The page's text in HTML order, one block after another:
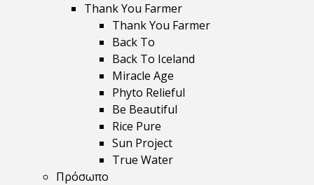
Thank You Farmer
Thank You Farmer
Back To
Back To Iceland
Miracle Age
Phyto Relieful
Be Beautiful
Rice Pure
Sun Project
True Water
Πρόσωπο